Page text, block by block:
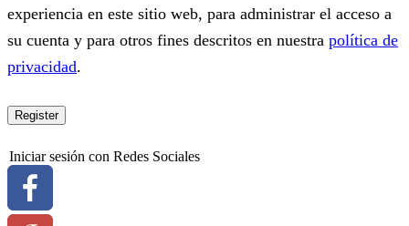
experiencia en este sitio web, para administrar el acceso a
su cuenta y para otros fines descritos en nuestra política de
privacidad.
Register
Iniciar sesión con Redes Sociales